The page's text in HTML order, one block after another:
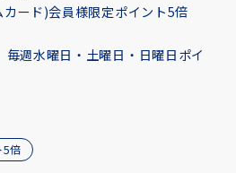
ード)会員様限定ポイント5倍
週水曜日・土曜日・日曜日ポイ
5倍